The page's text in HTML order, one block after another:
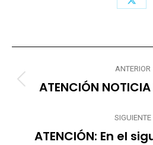
Share
Navegación
entre
publicaciones
ANTERIOR
ATENCIÓN NOTICIA
SIGUIENTE
ATENCIÓN: En el